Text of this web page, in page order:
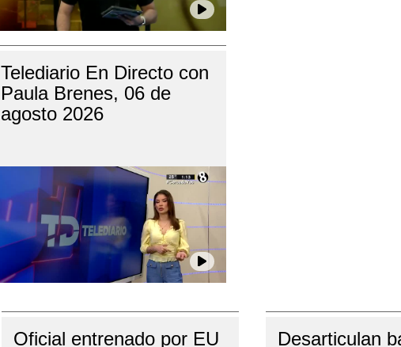
Telediario En Directo con
Paula Brenes, 06 de
agosto 2026
Oficial entrenado por EU
Desarticulan